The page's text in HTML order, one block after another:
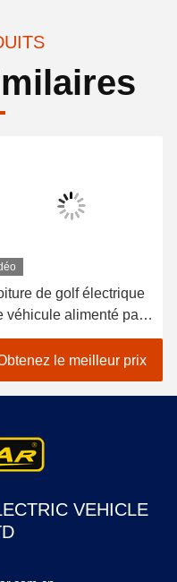
de golf électrique
véhicule alimenté par
au lithium 48V
A1S6 + 2 blanc
le meilleur prix
VEHICLE